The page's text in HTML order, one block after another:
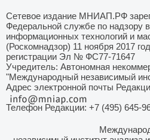
Сетевое издание МНИАП.РФ
Федеральной службе по надзору
информационных технологий и
(Роскомнадзор) 11 ноября 2017
регистрации Эл № ФС77-71647
Учредитель: Автономная
"Международный независимый
Адрес электронной почты
Телефон Редакции: +7 (495) 645-